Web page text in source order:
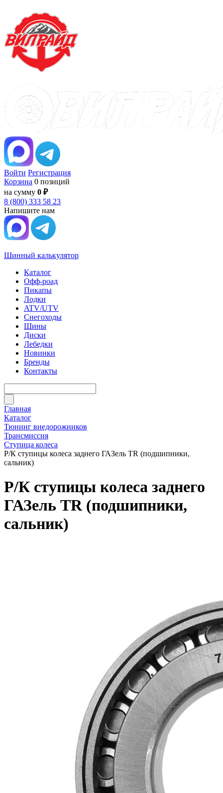
Войти Регистрация
Корзина 0 позиций
на сумму 0 ₽
8 (800) 333 58 23
Напишите нам
Шинный калькулятор
Каталог
Офф-роад
Пикапы
Лодки
ATV/UTV
Снегоходы
Шины
Диски
Лебедки
Новинки
Бренды
Контакты
Главная
Каталог
Тюнинг внедорожников
Трансмиссия
Ступица колеса
Р/К ступицы колеса заднего ГАЗель TR (подшипники,
сальник)
Р/К ступицы колеса заднего
ГАЗель TR (подшипники,
сальник)